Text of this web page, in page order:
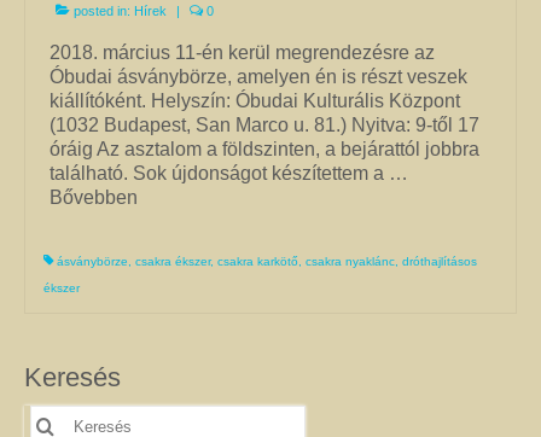
Fantázia ékszer
Ezen az oldalon olyan különleges és divatos ékszereket talál, amelyeket csak
részben én készítettem. Úgy vélem, helyük van a Harmónia Ékszerek
világában, mivel ezek is az egyéniség szépségét emelik ki. Nagy gonddal
válogattam ki azokat az ékszereket, amelyek megfelelnek ennek a magas
minőségi és esztétikai követelménynek. Ezeket az ékszereket azoknak
vágynak. Kiváló ajándék lehet belőlük születésnapra, névnapra, karácsonyra.
Garantáltan örömöt szerezhet velük szeretteinek.
Igény szerinti átalakítás – INGYENES
posted in: Hírek | 0
2018. március 11-én kerül megrendezésre az
Óbudai ásványbörze, amelyen én is részt veszek
kiállítóként. Helyszín: Óbudai Kulturális Központ
(1032 Budapest, San Marco u. 81.) Nyitva: 9-től 17
óráig Az asztalom a földszinten, a bejárattól jobbra
található. Sok újdonságot készítettem a …
Bővebben
ásványbörze csakra ékszer, csakra karkötő csakra nyaklánc dróthajlításos
ékszer
Keresés
Keresés